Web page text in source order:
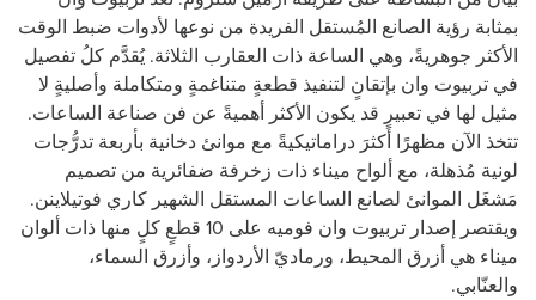
بمثابة رؤية الصانع المُستقل الفريدة من نوعها لأدوات ضبط الوقت
الأكثر جوهريةً، وهي الساعة ذات العقارب الثلاثة. يُقدَّم كلُ تفصيل
في تربيوت وان بإتقانٍ لتنفيذ قطعةٍ متناغمةٍ ومتكاملة وأصليةٍ لا
مثيل لها في تعبيرٍ قد يكون الأكثر أهميةً عن فن صناعة الساعات.
تتخذ الآن مظهرًا أكثرَ دراماتيكيةً مع موانئ دخانية بأربعة تدرُّجات
لونية مُذهلة، مع ألواح ميناء ذات زخرفة ضفائرية من تصميم
مَشغَل الموانئ لصانع الساعات المستقل الشهير كاري فوتيلاينن.
ويقتصر إصدار تربيوت وان فوميه على 10 قطعٍ كلٍ منها ذات ألوان
ميناء هي أزرق المحيط، ورماديّ الأردواز، وأزرق السماء،
والعنّابي.